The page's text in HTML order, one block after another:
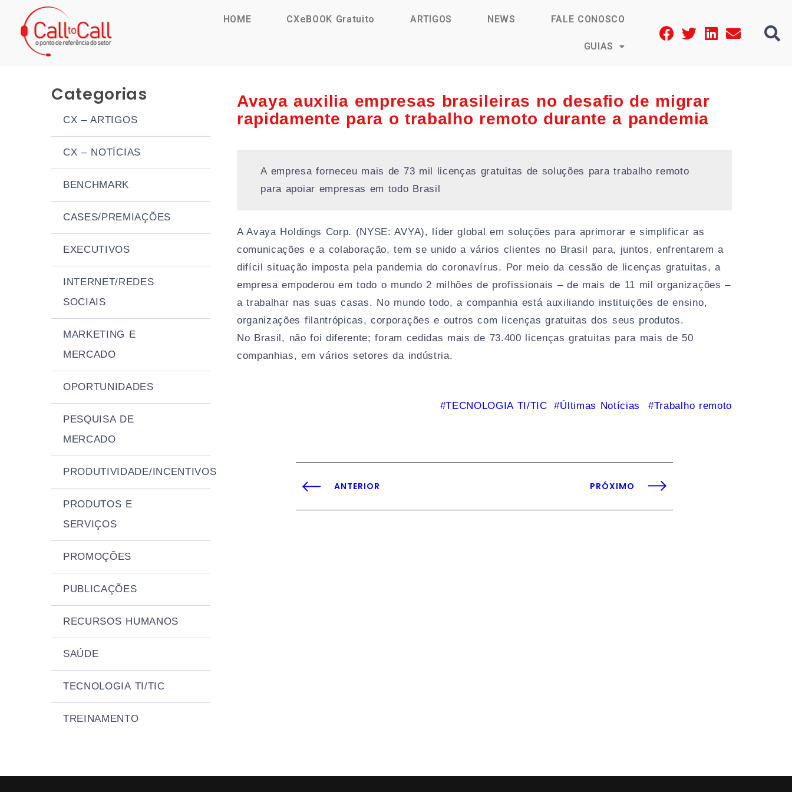
HOME CXeBOOK Gratuito ARTIGOS NEWS FALE CONOSCO
GUIAS
Categorias
CX – ARTIGOS
CX – NOTÍCIAS
BENCHMARK
CASES/PREMIAÇÕES
EXECUTIVOS
INTERNET/REDES
SOCIAIS
MARKETING E
MERCADO
OPORTUNIDADES
PESQUISA DE
MERCADO
PRODUTIVIDADE/INCENTIVOS
PRODUTOS E
SERVIÇOS
PROMOÇÕES
PUBLICAÇÕES
RECURSOS HUMANOS
SAÚDE
TECNOLOGIA TI/TIC
TREINAMENTO
Avaya auxilia empresas brasileiras no desafio de migrar
rapidamente para o trabalho remoto durante a pandemia
A empresa forneceu mais de 73 mil licenças gratuitas de soluções para trabalho remoto
para apoiar empresas em todo Brasil
A Avaya Holdings Corp. (NYSE: AVYA), líder global em soluções para aprimorar e simplificar as
comunicações e a colaboração, tem se unido a vários clientes no Brasil para, juntos, enfrentarem a
difícil situação imposta pela pandemia do coronavírus. Por meio da cessão de licenças gratuitas, a
empresa empoderou em todo o mundo 2 milhões de profissionais – de mais de 11 mil organizações –
a trabalhar nas suas casas. No mundo todo, a companhia está auxiliando instituições de ensino,
organizações filantrópicas, corporações e outros com licenças gratuitas dos seus produtos.
No Brasil, não foi diferente; foram cedidas mais de 73.400 licenças gratuitas para mais de 50
companhias, em vários setores da indústria.
TECNOLOGIA TI/TIC Últimas Notícias Trabalho remoto
ANTERIOR PRÓXIMO